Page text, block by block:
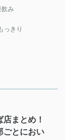
飲み
っきり
店まとめ！
ごとにおい